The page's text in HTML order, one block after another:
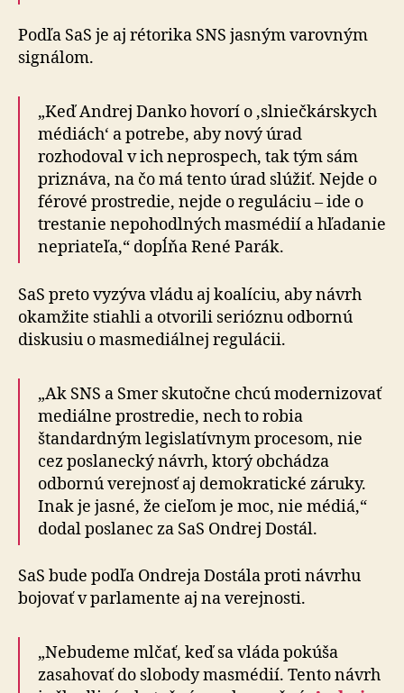
Podľa SaS je aj rétorika SNS jasným varovným
signálom.
„Keď Andrej Danko hovorí o ‚slniečkárskych
médiách‘ a potrebe, aby nový úrad
rozhodoval v ich neprospech, tak tým sám
priznáva, na čo má tento úrad slúžiť. Nejde o
férové prostredie, nejde o reguláciu – ide o
trestanie nepohodlných mas­mé­dií a hľadanie
nepriateľa,“ dopĺňa René Parák.
SaS preto vyzýva vládu aj koalíciu, aby návrh
okamžite stiahli a otvorili serióznu odbornú
diskusiu o masmediálnej regulácii.
„Ak SNS a Smer skutočne chcú modernizovať
mediálne prostredie, nech to robia
štandardným legislatívnym procesom, nie
cez poslanecký návrh, ktorý obchádza
odbornú verejnosť aj demokratické záruky.
Inak je jasné, že cieľom je moc, nie médiá,“
dodal poslanec za SaS Ondrej Dostál.
SaS bude podľa Ondreja Dostála proti návrhu
bojovať v parlamente aj na verejnosti.
„Nebudeme mlčať, keď sa vláda pokúša
zasahovať do slobody masmédií. Tento návrh